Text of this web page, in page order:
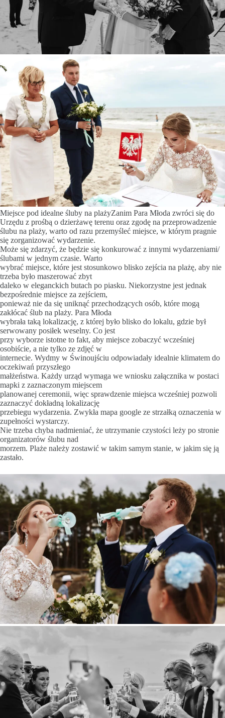
Miejsce pod idealne śluby na plażyZanim Para Młoda zwróci się do
Urzędu z prośbą o dzierżawę terenu oraz zgodę na przeprowadzenie
ślubu na plaży, warto od razu przemyśleć miejsce, w którym pragnie
się zorganizować wydarzenie.
Może się zdarzyć, że będzie się konkurować z innymi wydarzeniami/
ślubami w jednym czasie. Warto
wybrać miejsce, które jest stosunkowo blisko zejścia na plażę, aby nie
trzeba było maszerować zbyt
daleko w eleganckich butach po piasku. Niekorzystne jest jednak
bezpośrednie miejsce za zejściem,
ponieważ nie da się uniknąć przechodzących osób, które mogą
zakłócać ślub na plaży. Para Młoda
wybrała taką lokalizację, z której było blisko do lokalu, gdzie był
serwowany posiłek weselny. Co jest
przy wyborze istotne to fakt, aby miejsce zobaczyć wcześniej
osobiście, a nie tylko ze zdjęć w
internecie. Wydmy w Świnoujściu odpowiadały idealnie klimatem do
oczekiwań przyszłego
małżeństwa. Każdy urząd wymaga we wniosku załącznika w postaci
mapki z zaznaczonym miejscem
planowanej ceremonii, więc sprawdzenie miejsca wcześniej pozwoli
zaznaczyć dokładną lokalizację
przebiegu wydarzenia. Zwykła mapa google ze strzałką oznaczenia w
zupełności wystarczy.
Nie trzeba chyba nadmieniać, że utrzymanie czystości leży po stronie
organizatorów ślubu nad
morzem. Plaże należy zostawić w takim samym stanie, w jakim się ją
zastało.